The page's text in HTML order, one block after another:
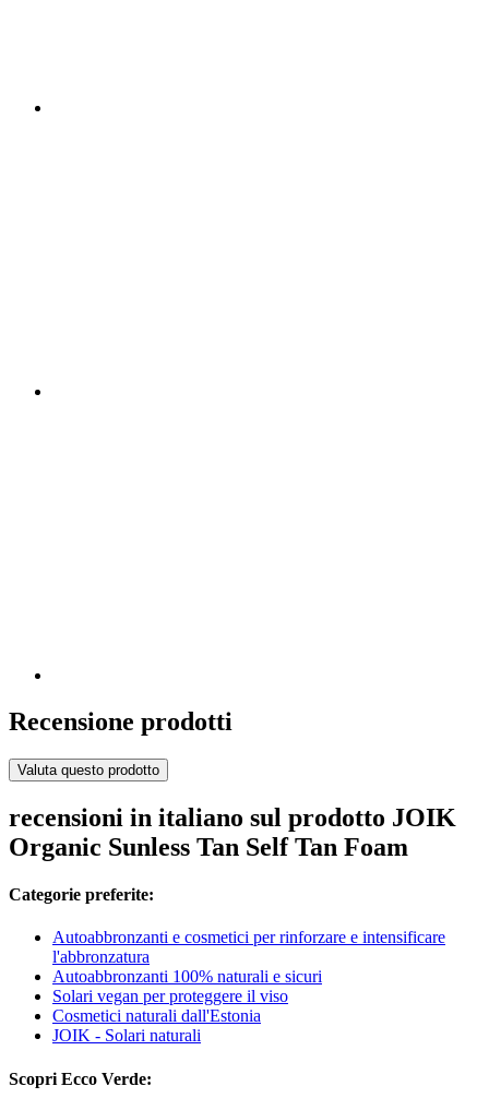
Recensione prodotti
Valuta questo prodotto
recensioni in italiano sul prodotto JOIK
Organic Sunless Tan Self Tan Foam
Categorie preferite:
Autoabbronzanti e cosmetici per rinforzare e intensificare
l'abbronzatura
Autoabbronzanti 100% naturali e sicuri
Solari vegan per proteggere il viso
Cosmetici naturali dall'Estonia
JOIK - Solari naturali
Scopri Ecco Verde: